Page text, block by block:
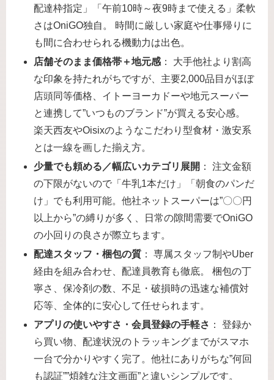
配達枠指定」「午前10時～夜9時まで使える」柔軟
さはOniGO独自。 時間に厳しい家庭や仕事帰りに
も間に合わせられる機動力は出色。
店舗そのまま価格帯＋地元感 ： 大手他社より割高
な印象を持たれがちですが、主要2,000品目がほぼ
店頭同等価格、イトーヨーカドーや地元スーパー
と連携して”いつものブランド”が買える安心感。
楽天西友やOisixのようなこだわり型食材・激安系
とは一線を画した揃え方。
少量でも頼める／幅広いカテゴリ展開 ： 注文金額
の下限がないので「牛乳1本だけ」「朝食のパンだ
け」でも利用可能。他社ネットスーパーは”〇〇円
以上から”の縛りが多く、日常の隙間需要でOniGO
の小回りの良さが際立ちます。
配達スタッフ・梱包の質 ： 専属スタッフ制やUber
経由を組み合わせ、配達員教育も徹底。 梱包の丁
寧さ、保冷剤の数、不足・破損時の迅速な補償対
応等、全体的に安心して任せられます。
アプリの使いやすさ・会員登録の手軽さ ： 登録か
ら買い物、配達状況のトラッキングまでがスマホ
一台で分かりやすく完了。他社にありがちな”何回
も認証””煩雑な注文画面”と違いシンプルです。